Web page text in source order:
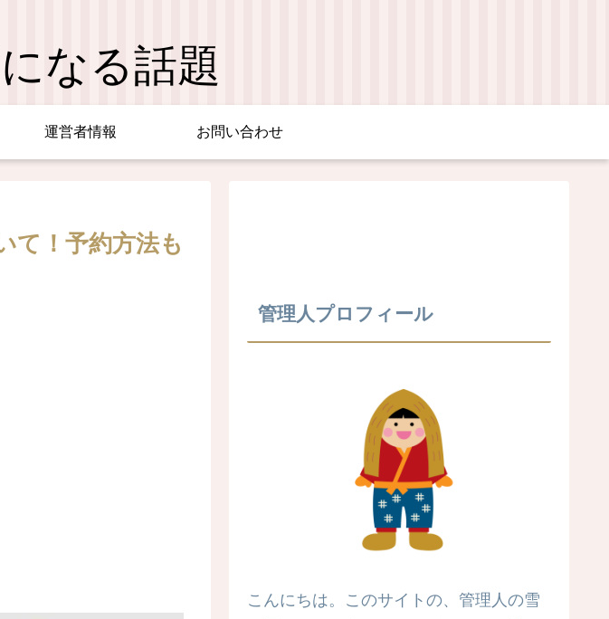
なる話題
運営者情報 お問い合わせ
て！予約方法も
管理人プロフィール
こんにちは。このサイトの、管理人の雪